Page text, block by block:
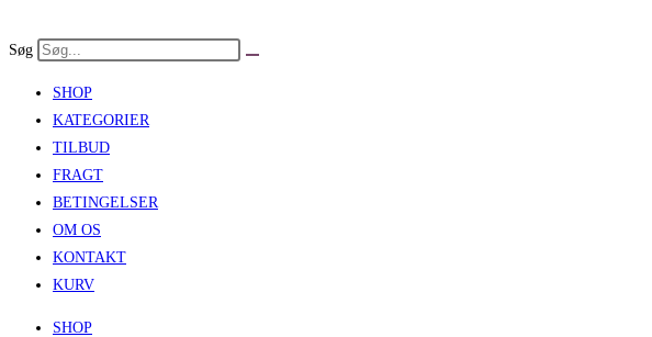
to
Søg
SHOP
KATEGORIER
TILBUD
FRAGT
BETINGELSER
OM OS
KONTAKT
KURV
SHOP